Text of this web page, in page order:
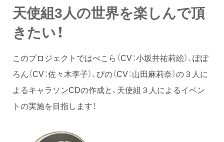
天使組3人の世界を楽しんで頂
きたい！
このプロジェクトではぺこら（CV：小坂井祐莉絵）、ぽぽ
ろん（CV：佐々木李子）、ぴの（CV：山田麻莉奈）の３人に
よるキャラソンCDの作成と、天使組３人によるイベン
トの実施を目指します！